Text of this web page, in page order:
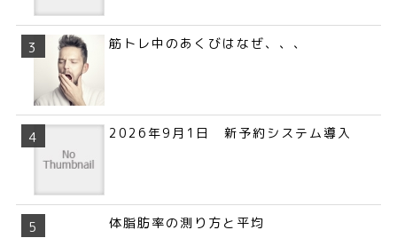
筋トレ中のあくびはなぜ、、、
2026年9月1日 新予約システム導入
体脂肪率の測り方と平均